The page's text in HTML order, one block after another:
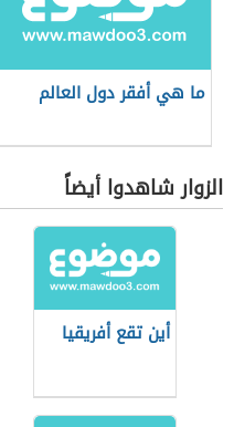
ما هي أفقر دول العالم
الزوار شاهدوا أيضاً
أين تقع أفريقيا